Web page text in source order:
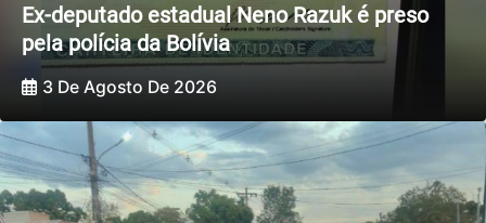
Ex-deputado estadual Neno Razuk é preso
pela polícia da Bolívia
3 De Agosto De 2026